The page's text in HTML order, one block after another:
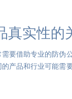
真实性的
要借助专业的防伪
产品和行业可能需